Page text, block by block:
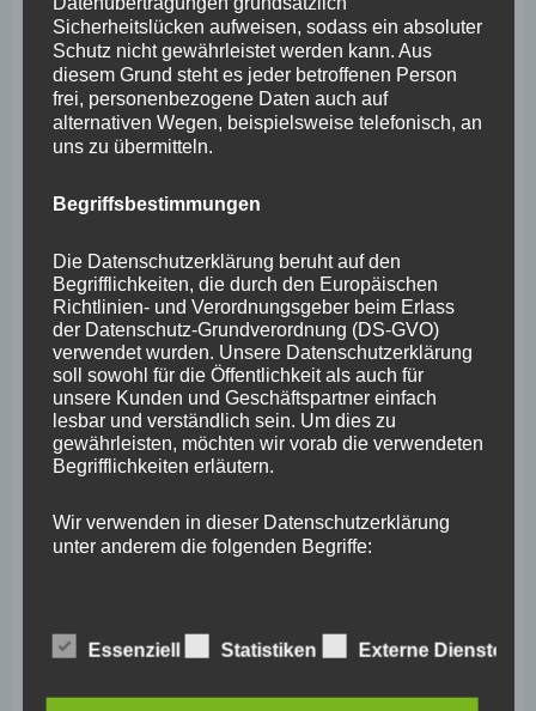
September 2025
August 2025
Juli 2025
Juni 2025
März 2025
Februar 2025
Januar 2025
Dezember 2024
November 2024
September 2024
Juni 2024
Mai 2024
Sicherheitslücken aufweisen, sodass ein absoluter
Schutz nicht gewährleistet werden kann. Aus
diesem Grund steht es jeder betroffenen Person
frei, personenbezogene Daten auch auf
alternativen Wegen, beispielsweise telefonisch, an
uns zu übermitteln.
Begriffsbestimmungen
Die Datenschutzerklärung beruht auf den
Begrifflichkeiten, die durch den Europäischen
Richtlinien- und Verordnungsgeber beim Erlass
der Datenschutz-Grundverordnung (DS-GVO)
verwendet wurden. Unsere Datenschutzerklärung
soll sowohl für die Öffentlichkeit als auch für
unsere Kunden und Geschäftspartner einfach
lesbar und verständlich sein. Um dies zu
gewährleisten, möchten wir vorab die verwendeten
Begrifflichkeiten erläutern.
Wir verwenden in dieser Datenschutzerklärung
unter anderem die folgenden Begriffe:
a) personenbezogene Daten
Essenziell Statistiken Externe Dienste